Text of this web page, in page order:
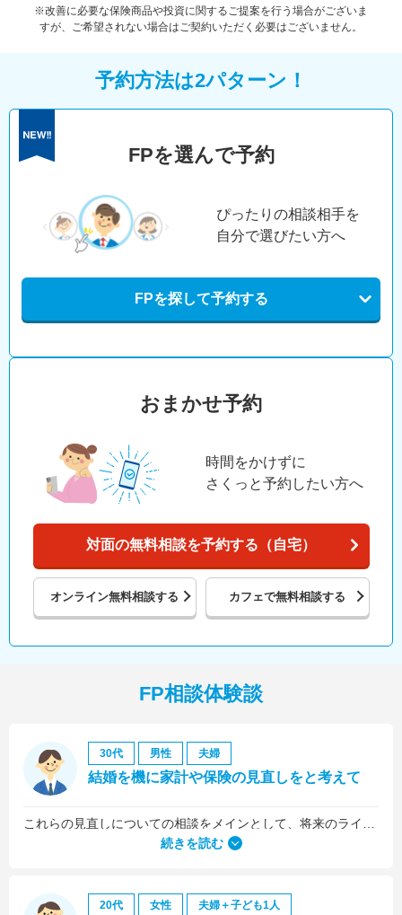
※改善に必要な保険商品や投資に関するご提案を行う場合がございま
すが、ご希望されない場合はご契約いただく必要はございません。
予約方法は2パターン！
FPを選んで予約
ぴったりの相談相手を
自分で選びたい方へ
FPを探して予約する
おまかせ予約
時間をかけずに
さくっと予約したい方へ
対面の無料相談を予約する（自宅）
オンライン無料相談する カフェで無料相談する
FP相談体験談
30代 男性 夫婦
結婚を機に家計や保険の見直しをと考えて
続きを読む
20代 女性 夫婦＋子ども1人